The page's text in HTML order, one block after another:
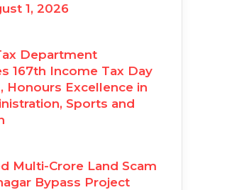
1, 2026
Department
167th Income Tax Day
Honours Excellence in
Sports and
Multi-Crore Land Scam
Bypass Project